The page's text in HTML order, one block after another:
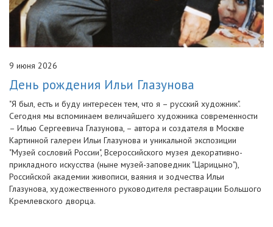
9 июня 2026
День рождения Ильи Глазунова
"Я был, есть и буду интересен тем, что я – русский художник".
Сегодня мы вспоминаем величайшего художника современности
– Илью Сергеевича Глазунова, – автора и создателя в Москве
Картинной галереи Ильи Глазунова и уникальной экспозиции
"Музей сословий России", Всероссийского музея декоративно-
прикладного искусства (ныне музей-заповедник "Царицыно"),
Российской академии живописи, ваяния и зодчества Ильи
Глазунова, художественного руководителя реставрации Большого
Кремлевского дворца.